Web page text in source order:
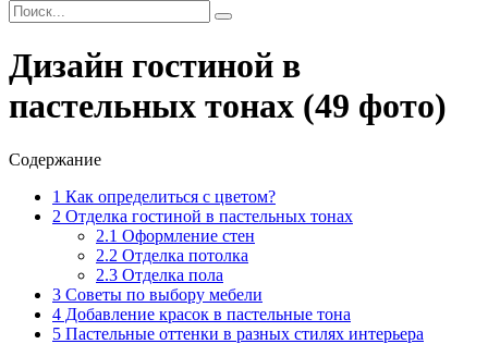
Дизайн гостиной в
пастельных тонах (49 фото)
Содержание
1 Как определиться с цветом?
2 Отделка гостиной в пастельных тонах
2.1 Оформление стен
2.2 Отделка потолка
2.3 Отделка пола
3 Советы по выбору мебели
4 Добавление красок в пастельные тона
5 Пастельные оттенки в разных стилях интерьера